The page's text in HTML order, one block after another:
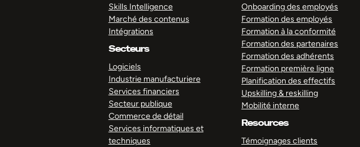
Skills Intelligence
Marché des contenus
Intégrations
Secteurs
Logiciels
Industrie manufacturiere
Services financiers
Secteur publique
Commerce de détail
Services informatiques et
techniques
Onboarding des employés
Formation des employés
Formation à la conformité
Formation des partenaires
Formation des adhérents
Formation première ligne
Planification des effectifs
Upskilling & reskilling
Mobilité interne
Resources
Témoignages clients